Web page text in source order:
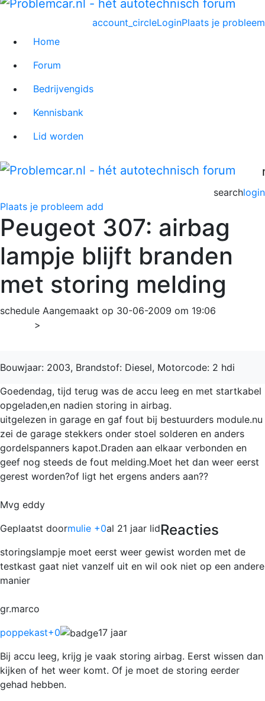
Plaats je probleem
account_circleLogin
Home
Forum
Bedrijvengids
Kennisbank
Lid worden
login
search
Plaats je probleem add
Peugeot 307: airbag
lampje blijft branden
met storing melding
schedule Aangemaakt op 30-06-2009 om 19:06
>
Bouwjaar: 2003, Brandstof: Diesel, Motorcode: 2 hdi
Goedendag, tijd terug was de accu leeg en met startkabel
opgeladen,en nadien storing in airbag.
uitgelezen in garage en gaf fout bij bestuurders module.nu
zei de garage stekkers onder stoel solderen en anders
gordelspanners kapot.Draden aan elkaar verbonden en
geef nog steeds de fout melding.Moet het dan weer eerst
gerest worden?of ligt het ergens anders aan??
Mvg eddy
Geplaatst doormulie +0al 21 jaar lidReacties
storingslampje moet eerst weer gewist worden met de
testkast gaat niet vanzelf uit en wil ook niet op een andere
manier
gr.marco
poppekast+0
17 jaar
Bij accu leeg, krijg je vaak storing airbag. Eerst wissen dan
kijken of het weer komt. Of je moet de storing eerder
gehad hebben.